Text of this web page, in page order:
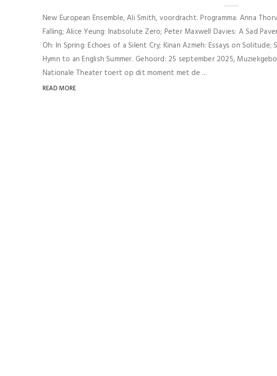
New European Ensemble, Ali Smith, voordracht. Programma: Anna
Falling; Alice Yeung: Inabsolute Zero; Peter Maxwell Davies: A Sad
Oh: In Spring: Echoes of a Silent Cry; Kinan Azmeh: Essays on
Hymn to an English Summer. Gehoord: 25 september 2025,
Nationale Theater toert op dit moment met de ...
READ MORE